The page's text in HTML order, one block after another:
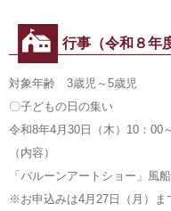
育
園
行事（令和８年
対象年齢 3歳児～5歳児
〇子どもの日の集い
令和8年4月30日（木）10：00
（内容）
「バルーンアートショー」風
※お申込みは4月27日（月）